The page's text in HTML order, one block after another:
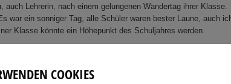
auch Lehrerin, nach einem gelungenen Wandertag ihrer Klasse.
war ein sonniger Tag, alle Schüler waren bester Laune, auch
Klasse könnte ein Höhepunkt des Schuljahres werden.
COOKIES